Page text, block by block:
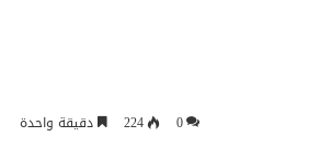
0
224 دقيقة واحدة